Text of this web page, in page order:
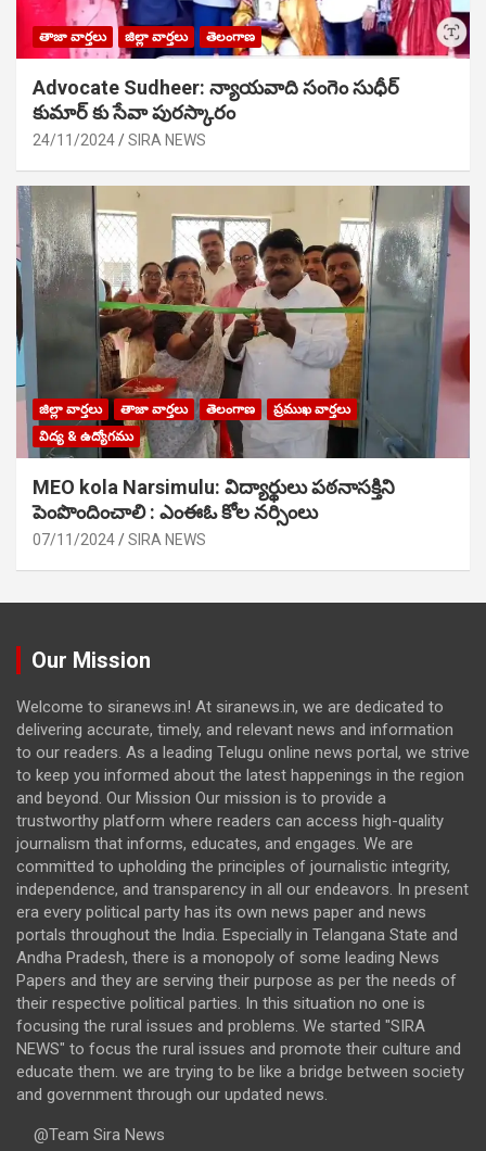
తాజా వార్తలు జిల్లా వార్తలు తెలంగాణ
Advocate Sudheer: న్యాయవాది సంగెం సుధీర్
కుమార్ కు సేవా పురస్కారం
24/11/2024 SIRA NEWS
జిల్లా వార్తలు తాజా వార్తలు తెలంగాణ
ప్రముఖ వార్తలు
విద్య & ఉద్యోగము
MEO kola Narsimulu: విద్యార్థులు పఠ‌నాసక్తిని
పెంపొందించాలి : ఎంఈఓ కోల నర్సింలు
07/11/2024 SIRA NEWS
Our Mission
Welcome to siranews.in! At siranews.in, we are dedicated to
delivering accurate, timely, and relevant news and information
to our readers. As a leading Telugu online news portal, we strive
to keep you informed about the latest happenings in the region
and beyond. Our Mission Our mission is to provide a
trustworthy platform where readers can access high-quality
journalism that informs, educates, and engages. We are
committed to upholding the principles of journalistic integrity,
independence, and transparency in all our endeavors. In present
era every political party has its own news paper and news
portals throughout the India. Especially in Telangana State and
Andha Pradesh, there is a monopoly of some leading News
Papers and they are serving their purpose as per the needs of
their respective political parties. In this situation no one is
focusing the rural issues and problems. We started "SIRA
NEWS" to focus the rural issues and promote their culture and
educate them. we are trying to be like a bridge between society
and government through our updated news.
@Team Sira News